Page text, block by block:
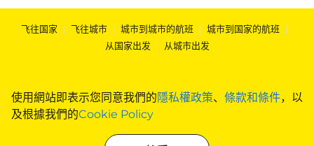
使用網站即表示您同意我們的隱私權政策、 條款和條件，以
及根據我們的Cookie Policy
飞往国家 | 飞往城市 | 城市到城市的航班 | 城市到国家的航班 |
从国家出发 | 从城市出发